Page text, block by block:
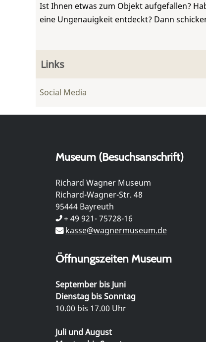
Ist Ihnen etwas zum Objekt aufgefallen?
eine Ungenauigkeit entdeckt? Dann
Links
Social Media
Museum (Besuchsanschrift)
Richard Wagner Museum
Richard-Wagner-Str. 48
95444 Bayreuth
+ 49 921- 75728-16
kasse@wagnermuseum.de
Öffnungszeiten Museum
September bis Juni
Dienstag bis Sonntag
10.00 bis 17.00 Uhr
Juli und August